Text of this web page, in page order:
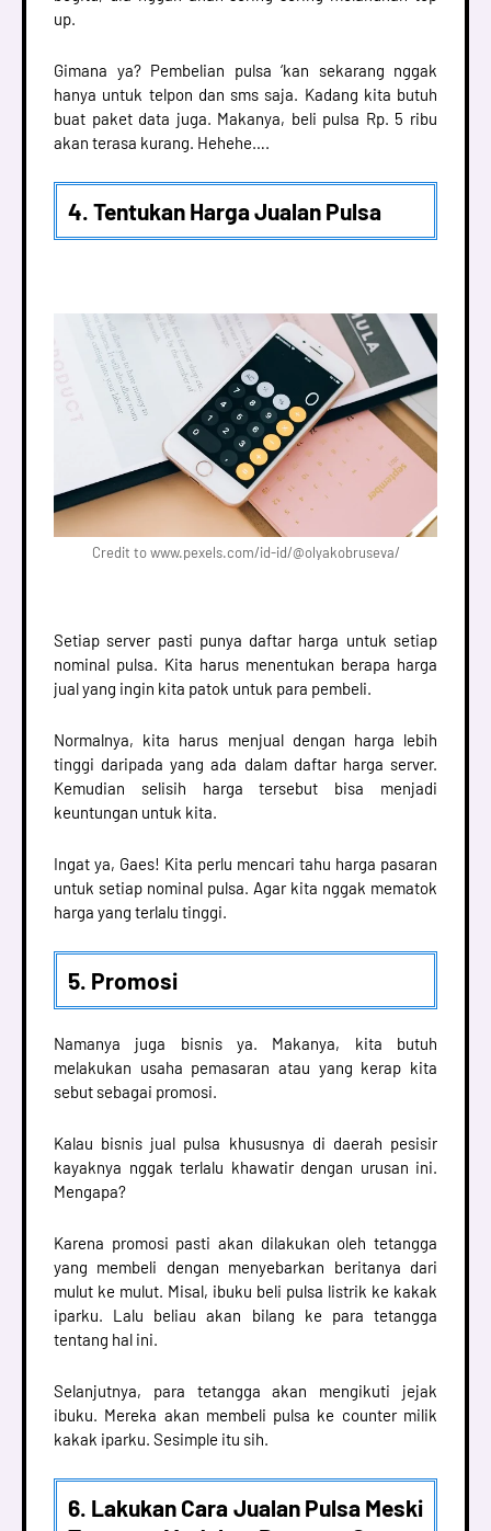
up.
Gimana ya? Pembelian pulsa ‘kan sekarang nggak
hanya untuk telpon dan sms saja. Kadang kita butuh
buat paket data juga. Makanya, beli pulsa Rp. 5 ribu
akan terasa kurang. Hehehe….
4. Tentukan Harga Jualan Pulsa
Credit to www.pexels.com/id-id/@olyakobruseva/
Setiap server pasti punya daftar harga untuk setiap
nominal pulsa. Kita harus menentukan berapa harga
jual yang ingin kita patok untuk para pembeli.
Normalnya, kita harus menjual dengan harga lebih
tinggi daripada yang ada dalam daftar harga server.
Kemudian selisih harga tersebut bisa menjadi
keuntungan untuk kita.
Ingat ya, Gaes! Kita perlu mencari tahu harga pasaran
untuk setiap nominal pulsa. Agar kita nggak mematok
harga yang terlalu tinggi.
5. Promosi
Namanya juga bisnis ya. Makanya, kita butuh
melakukan usaha pemasaran atau yang kerap kita
sebut sebagai promosi.
Kalau bisnis jual pulsa khususnya di daerah pesisir
kayaknya nggak terlalu khawatir dengan urusan ini.
Mengapa?
Karena promosi pasti akan dilakukan oleh tetangga
yang membeli dengan menyebarkan beritanya dari
mulut ke mulut. Misal, ibuku beli pulsa listrik ke kakak
iparku. Lalu beliau akan bilang ke para tetangga
tentang hal ini.
Selanjutnya, para tetangga akan mengikuti jejak
ibuku. Mereka akan membeli pulsa ke counter milik
kakak iparku. Sesimple itu sih.
6. Lakukan Cara Jualan Pulsa Meski